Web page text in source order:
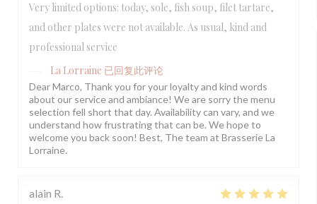
Very limited options: today, sole, fish soup, filet tartare,
and other plates were not available. As usual, kind and
professional service
La Lorraine 已回复此评论
Dear Marco, Thank you for your loyalty and kind words
about our service and ambiance! We are sorry the menu
selection fell short that day. Availability can vary, and we
understand how frustrating that can be. We hope to
welcome you back soon! Best, The team at Brasserie La
Lorraine.
alain R